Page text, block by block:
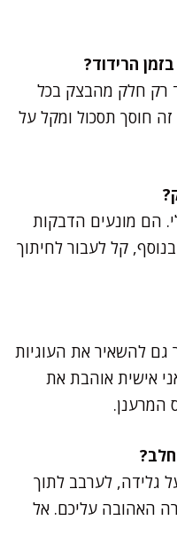
רק חלק מהבצק בכל
חוסך תסכול ומקל על
הם מונעים הדבקות
קל לעבור לחיתוך
גם להשאיר את העוגיות
אישית אוהבת את
המרענן.
גלידה, לערבב לתוך
האהובה עליכם. אל